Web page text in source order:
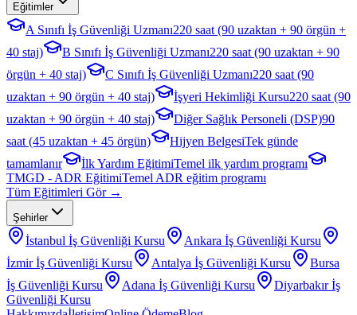
Eğitimler
A Sınıfı İş Güvenliği Uzmanı220 saat (90 uzaktan + 90 örgün +
40 staj)
B Sınıfı İş Güvenliği Uzmanı220 saat (90 uzaktan + 90
örgün + 40 staj)
C Sınıfı İş Güvenliği Uzmanı220 saat (90
uzaktan + 90 örgün + 40 staj)
İşyeri Hekimliği Kursu220 saat (90
uzaktan + 90 örgün + 40 staj)
Diğer Sağlık Personeli (DSP)90
saat (45 uzaktan + 45 örgün)
Hijyen BelgesiTek günde
tamamlanır
İlk Yardım EğitimiTemel ilk yardım programı
TMGD - ADR EğitimiTemel ADR eğitim programı
Tüm Eğitimleri Gör →
Şehirler
İstanbul İş Güvenliği Kursu Ankara İş Güvenliği Kursu
İzmirİş Güvenliği Kursu Antalya İş Güvenliği Kursu
Bursa
İş Güvenliği Kursu
Adana İş Güvenliği Kursu Diyarbakırİş
Güvenliği Kursu